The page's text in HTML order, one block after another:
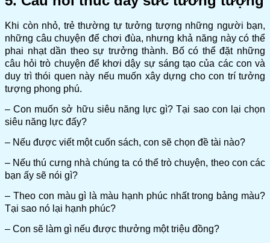
Khi còn nhỏ, trẻ thường tự tưởng tượng những người bạn,
những câu chuyện để chơi đùa, nhưng khả năng này có thể
phai nhạt dần theo sự trưởng thành. Bố có thể đặt những
câu hỏi trò chuyện để khơi dậy sự sáng tạo của các con và
duy trì thói quen này nếu muốn xây dựng cho con trí tưởng
tượng phong phú.
– Con muốn sở hữu siêu năng lực gì? Tại sao con lại chọn
siêu năng lực đấy?
– Nếu được viết một cuốn sách, con sẽ chọn đề tài nào?
– Nếu thú cưng nhà chúng ta có thể trò chuyện, theo con các
bạn ấy sẽ nói gì?
– Theo con màu gì là màu hạnh phúc nhất trong bảng màu?
Tại sao nó lại hạnh phúc?
– Con sẽ làm gì nếu được thưởng một triệu đồng?